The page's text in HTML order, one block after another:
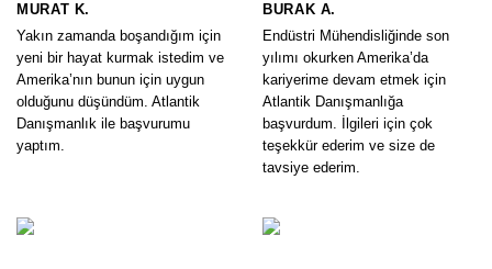
MURAT K.
Yakın zamanda boşandığım için
yeni bir hayat kurmak istedim ve
Amerika’nın bunun için uygun
olduğunu düşündüm. Atlantik
Danışmanlık ile başvurumu
yaptım.
BURAK A.
Endüstri Mühendisliğinde son
yılımı okurken Amerika’da
kariyerime devam etmek için
Atlantik Danışmanlığa
başvurdum. İlgileri için çok
teşekkür ederim ve size de
tavsiye ederim.